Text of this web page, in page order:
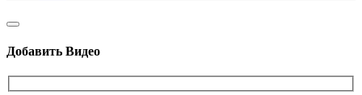
Добавить Видео